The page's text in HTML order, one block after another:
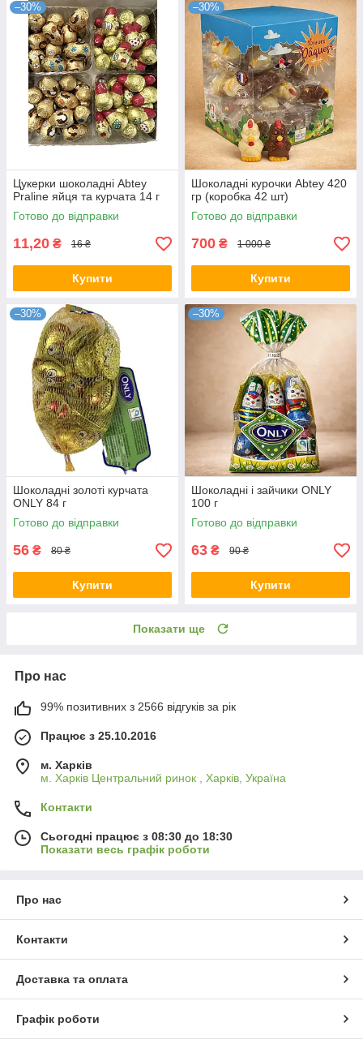
–30%
Цукерки шоколадні Abtey
Praline яйця та курчата 14 г
Готово до відправки
11,20 ₴ 16 ₴
Купити
–30%
Шоколадні курочки Abtey 420
гр (коробка 42 шт)
Готово до відправки
700 ₴ 1 000 ₴
Купити
–30%
Шоколадні золоті курчата
ONLY 84 г
Готово до відправки
56 ₴ 80 ₴
Купити
–30%
Шоколадні і зайчики ONLY
100 г
Готово до відправки
63 ₴ 90 ₴
Купити
Показати ще
Про нас
99% позитивних з 2566 відгуків за рік
Працює з 25.10.2016
м. Харків
м. Харків Центральний ринок , Харків, Україна
Контакти
Сьогодні працює з 08:30 до 18:30
Показати весь графік роботи
Про нас
Контакти
Доставка та оплата
Графік роботи